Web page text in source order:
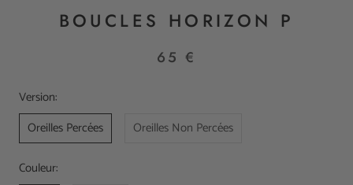
BOUCLES HORIZON P
65 €
Version:
Oreilles Percées
Oreilles Non Percées
Couleur: